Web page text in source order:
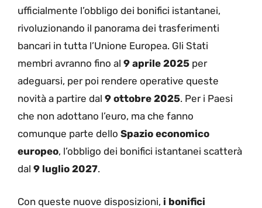
ufficialmente l’obbligo dei bonifici istantanei,
rivoluzionando il panorama dei trasferimenti
bancari in tutta l’Unione Europea. Gli Stati
membri avranno fino al 9 aprile 2025 per
adeguarsi, per poi rendere operative queste
novità a partire dal 9 ottobre 2025. Per i Paesi
che non adottano l’euro, ma che fanno
comunque parte dello Spazio economico
europeo, l’obbligo dei bonifici istantanei scatterà
dal 9 luglio 2027.
Con queste nuove disposizioni, i bonifici